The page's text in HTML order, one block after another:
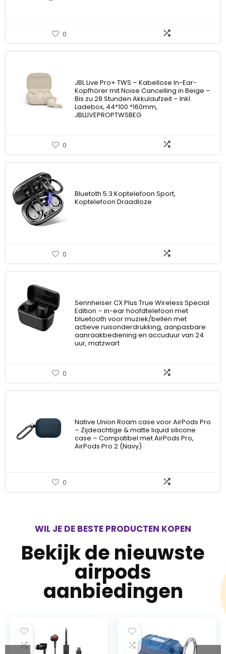
0
JBL Live Pro+ TWS – Kabellose In-Ear-
Kopfhörer mit Noise Cancelling in Beige –
Bis zu 28 Stunden Akkulaufzeit – Inkl.
Ladebox, 44*100 *160mm,
JBLLIVEPROPTWSBEG
0
Bluetoth 5.3 Koptelefoon Sport,
Koptelefoon Draadloze
0
Sennheiser CX Plus True Wireless Special
Edition – in-ear hoofdtelefoon met
bluetooth voor muziek/bellen met
actieve ruisonderdrukking, aanpasbare
aanraakbediening en accuduur van 24
uur, matzwart
0
Native Union Roam case voor AirPods Pro
– Zijdeachtige & matte liquid silicone
case – Compatibel met AirPods Pro,
AirPods Pro 2 (Navy)
0
WIL JE DE BESTE PRODUCTEN KOPEN
Bekijk de nieuwste
airpods
aanbiedingen